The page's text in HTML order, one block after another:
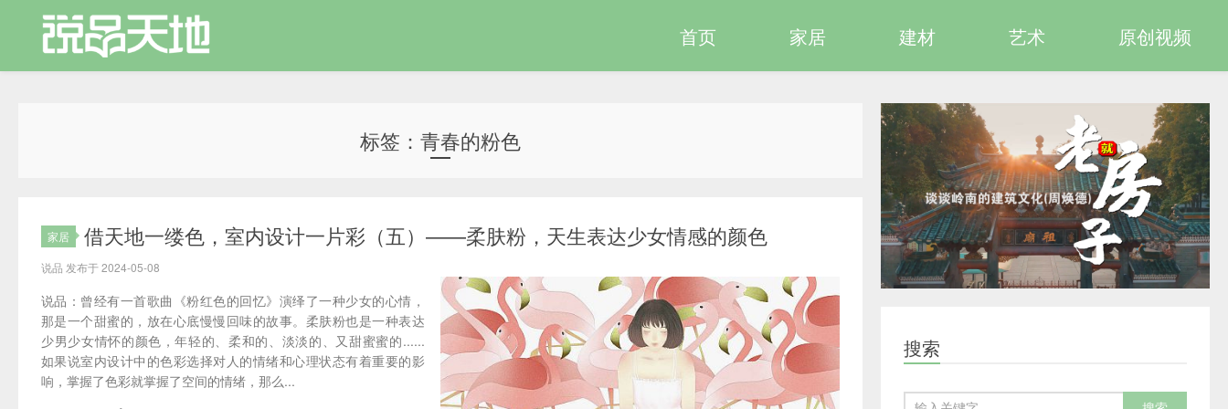
首页 家居 建材 艺术 原创视频
标签：青春的粉色
家居 借天地一缕色，室内设计一片彩（五）——柔肤粉，天生表达少女情感的颜色
说品 发布于 2024-05-08
说品：曾经有一首歌曲《粉红色的回忆》演绎了一种少女的心情，
那是一个甜蜜的，放在心底慢慢回味的故事。柔肤粉也是一种表达
少男少女情怀的颜色，年轻的、柔和的、淡淡的、又甜蜜蜜的......
如果说室内设计中的色彩选择对人的情绪和心理状态有着重要的影
响，掌握了色彩就掌握了空间的情绪，那么...
搜索